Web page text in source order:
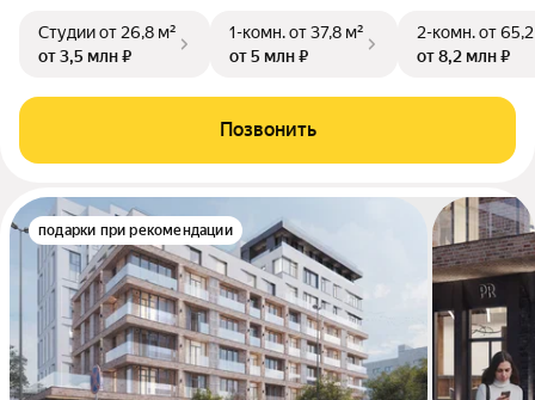
Студииот 26,8 м²
от 3,5 млн ₽
1-комн.от 37,8 м²
от 5 млн ₽
2-комн.от
от 8,2 млн ₽
Позвонить
подарки при рекомендации